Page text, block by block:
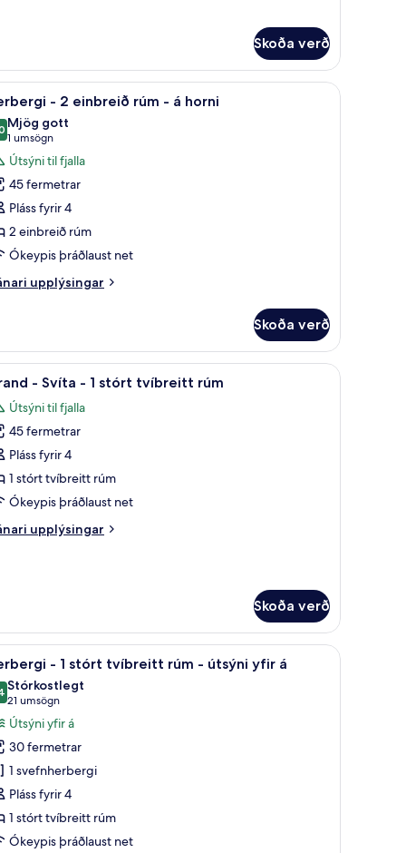
Skoða verð
öryggishólf í herbergi Rúmföt af bestu gerð, dúnsængur, míníbar,
6 - 2 einbreið rúm - á horni
af 10
Mjög gott
1 umsögn
(1
umsögn)
Útsýni til fjalla
45 fermetrar
Pláss fyrir 4
2 einbreið rúm
Ókeypis þráðlaust net
upplýsingar
Skoða verð
öryggishólf í herbergi Grand - Svíta - 1 stórt tvíbreitt rúm |
5 - Svíta - 1 stórt tvíbreitt rúm
Útsýni til fjalla
45 fermetrar
Pláss fyrir 4
1 stórt tvíbreitt rúm
Ókeypis þráðlaust net
upplýsingar
Skoða verð
öryggishólf í herbergi Rúmföt af bestu gerð, dúnsængur, míníbar,
8 - 1 stórt tvíbreitt rúm - útsýni yfir á
af 10
Stórkostlegt
21 umsögn
(21
umsögn)
Útsýni yfir á
30 fermetrar
1 svefnherbergi
Pláss fyrir 4
1 stórt tvíbreitt rúm
Ókeypis þráðlaust net